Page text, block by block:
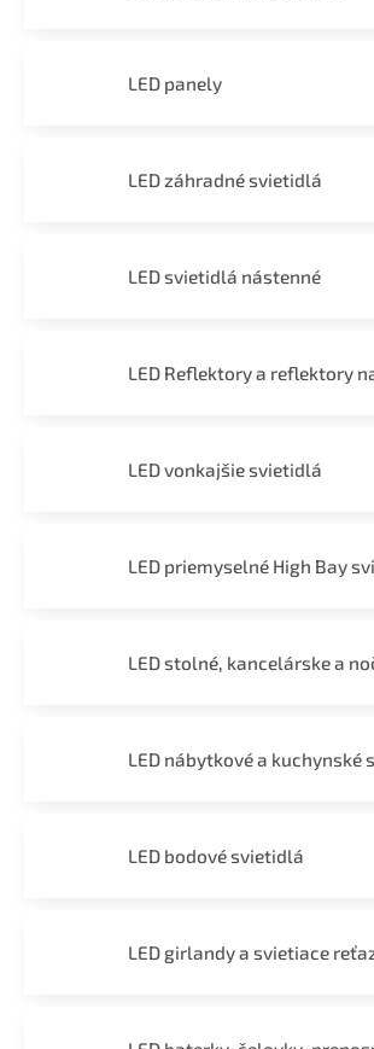
LED panely
LED záhradné svietidlá
LED svietidlá nástenné
LED Reflektory a reflektory
LED vonkajšie svietidlá
LED priemyselné High Bay
LED stolné, kancelárske a
LED nábytkové a kuchynské
LED bodové svietidlá
LED girlandy a svietiace